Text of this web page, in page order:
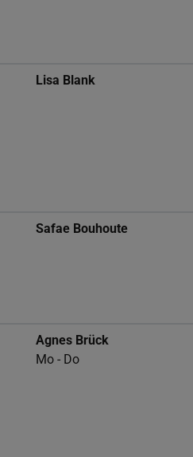
Lisa Blank
Safae Bouhoute
Agnes Brück
Mo - Do